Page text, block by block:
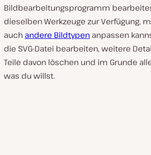
Bildbearbeitungsprogramm
dieselben Werkzeuge zur Verfügung,
auch andere Bildtypen anpassen
die SVG-Datei bearbeiten, weitere
Teile davon löschen und im Grunde
was du willst.